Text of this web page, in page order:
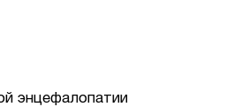
энцефалопатии